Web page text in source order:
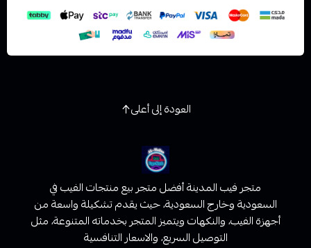
العودة إلى أعلى
متجر فيب المدينة أفضل متجر بيع منتجات الفيب في
السعودية وخارج السعودية، حيث يقدم تشكيلة واسعة من
أجهزة الفيب، والنكهات ويتميز المتجر بخدماته المتنوعة، مثل
التوصيل السريع، والاسعار التنافسية